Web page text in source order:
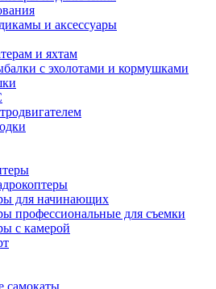
и аксессуары
и яхтам
с эхолотами и кормушками
для начинающих
профессиональные для съемки
с камерой
самокаты